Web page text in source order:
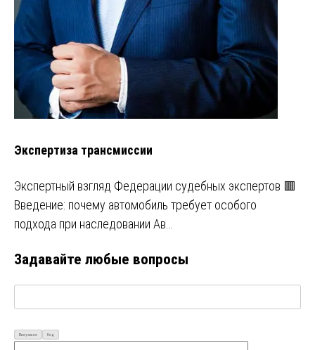
Экспертиза трансмиссии
Экспертный взгляд Федерации судебных экспертов 🟥
Введение: почему автомобиль требует особого
подхода при наследовании Ав…
Задавайте любые вопросы
Визуально Код